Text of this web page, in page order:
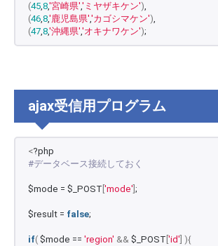
(45,8,'宮崎県','ミヤザキケン'),
(46,8,'鹿児島県','カゴシマケン'),
(47,8,'沖縄県','オキナワケン');
ajax受信用プログラム
<?php
#データベース接続しておく
$mode = $_POST 'mode' ;
$result = false;
if( $mode == 'region' && $_POST 'id' ){